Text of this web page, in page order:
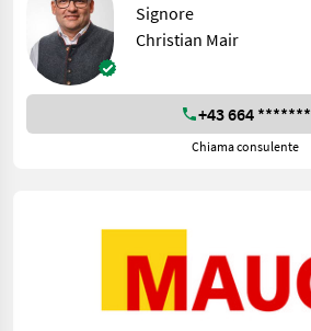
Signore
Christian Mair
+43 664 *******
Chiama consulente